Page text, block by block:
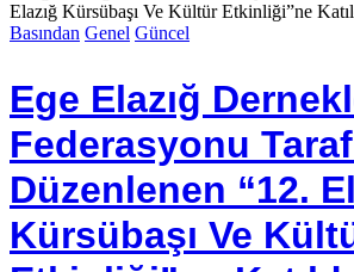
Basından Genel Güncel
Ege Elazığ
Federasyonu
Düzenlenen “12.
Kürsübaşı Ve